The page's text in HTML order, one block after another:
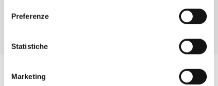
Preferenze
Statistiche
Marketing